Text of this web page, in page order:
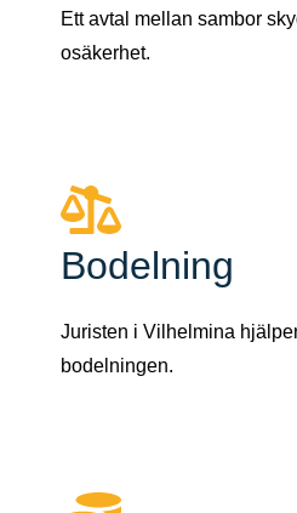
Ett avtal mellan sambor
osäkerhet.
Bodelning
Juristen i Vilhelmina
bodelningen.